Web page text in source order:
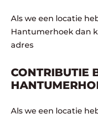
Als we een locatie
Hantumerhoek dan
adres
CONTRIBUTIE
Als we een locatie